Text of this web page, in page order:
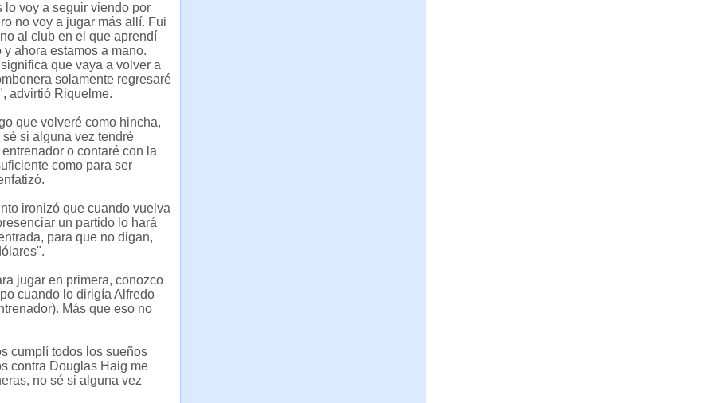
lo voy a seguir viendo por
no voy a jugar más allí. Fui
al club en el que aprendí
y ahora estamos a mano.
que vaya a volver a
solamente regresaré
advirtió Riquelme.
que volveré como hincha,
si alguna vez tendré
o contaré con la
como para ser
ironizó que cuando vuelva
un partido lo hará
para que no digan,
jugar en primera, conozco
cuando lo dirigía Alfredo
Más que eso no
cumplí todos los sueños
contra Douglas Haig me
no sé si alguna vez